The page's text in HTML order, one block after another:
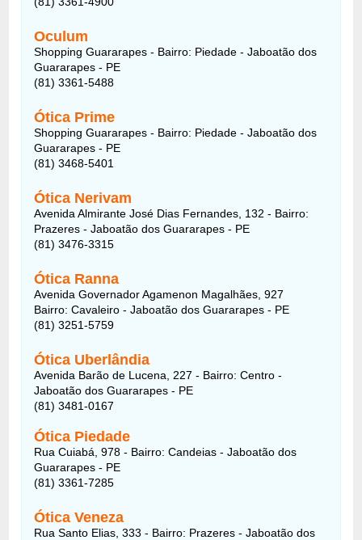
Oculum
Shopping Guararapes - Bairro: Piedade - Jaboatão dos
Guararapes - PE
(81) 3361-5488
Ótica Prime
Shopping Guararapes - Bairro: Piedade - Jaboatão dos
Guararapes - PE
(81) 3468-5401
Ótica Nerivam
Avenida Almirante José Dias Fernandes, 132 - Bairro:
Prazeres - Jaboatão dos Guararapes - PE
(81) 3476-3315
Ótica Ranna
Avenida Governador Agamenon Magalhães, 927
Bairro: Cavaleiro - Jaboatão dos Guararapes - PE
(81) 3251-5759
Ótica Uberlândia
Avenida Barão de Lucena, 227 - Bairro: Centro -
Jaboatão dos Guararapes - PE
(81) 3481-0167
Ótica Piedade
Rua Cuiabá, 978 - Bairro: Candeias - Jaboatão dos
Guararapes - PE
(81) 3361-7285
Ótica Veneza
Rua Santo Elias, 333 - Bairro: Prazeres - Jaboatão dos